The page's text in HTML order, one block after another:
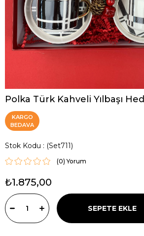
Polka Türk Kahveli Yılbaşı
KARGO
BEDAVA
Stok Kodu (Set711)
(0)
₺1.875,00